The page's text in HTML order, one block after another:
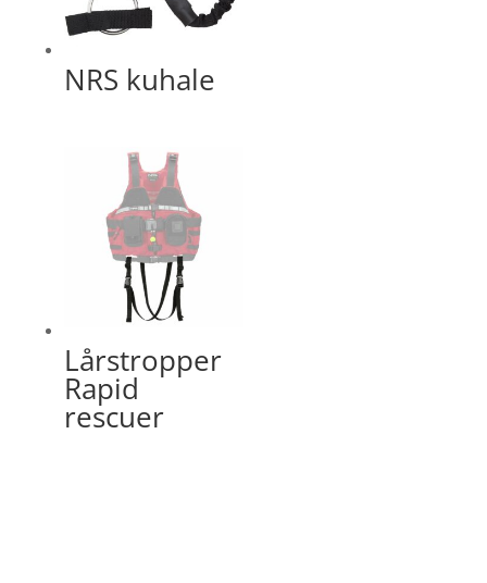
NRS kuhale
Lårstropper
Rapid
rescuer